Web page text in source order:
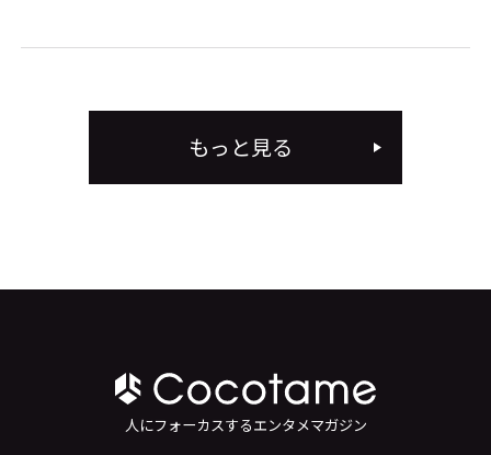
もっと見る
人にフォーカスするエンタメマガジン